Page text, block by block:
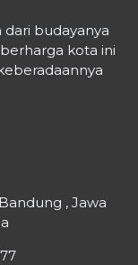
budayanya
kota ini
, Jawa